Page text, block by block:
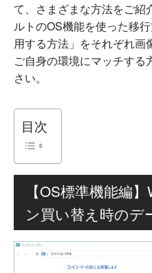
て、さまざまな方法をご紹
ルトのOS機能を使った移
用する方法」をそれぞれ画
ご自身の環境にマッチす
さい。
目次
【OS標準機能編
ン買い替え時のデ